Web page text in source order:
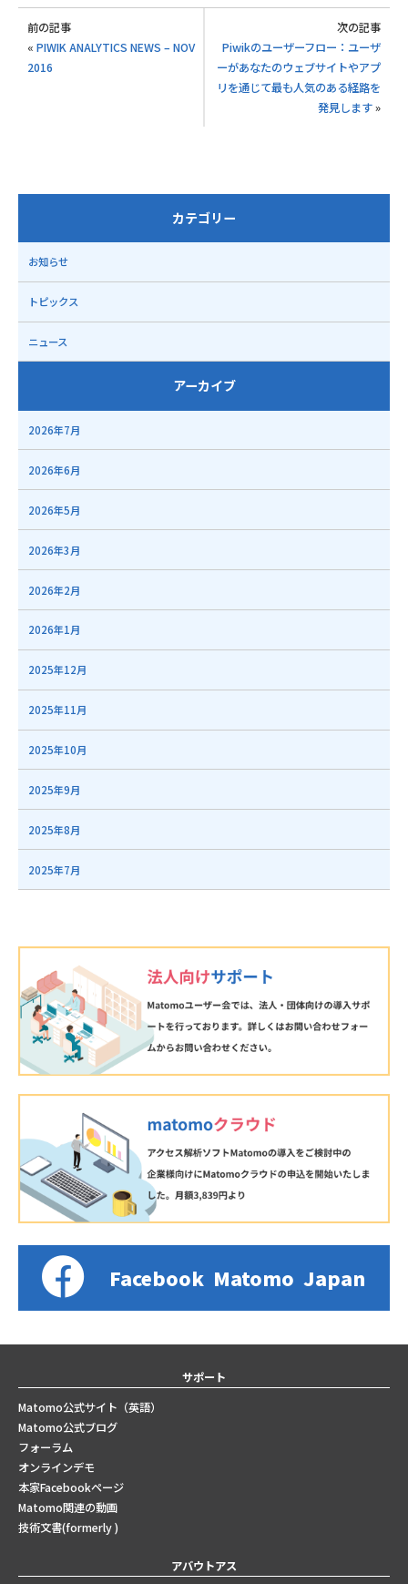
前の記事
« PIWIK ANALYTICS NEWS – NOV
2016
次の記事
Piwikのユーザーフロー：ユーザ
ーがあなたのウェブサイトやアプ
リを通じて最も人気のある経路を
発見します»
カテゴリー
お知らせ
トピックス
ニュース
アーカイブ
2026年7月
2026年6月
2026年5月
2026年3月
2026年2月
2026年1月
2025年12月
2025年11月
2025年10月
2025年9月
2025年8月
2025年7月
Facebook Matomo Japan
サポート
Matomo公式サイト（英語）
Matomo公式ブログ
フォーラム
オンラインデモ
本家Facebookページ
Matomo関連の動画
技術文書(formerly )
アバウトアス